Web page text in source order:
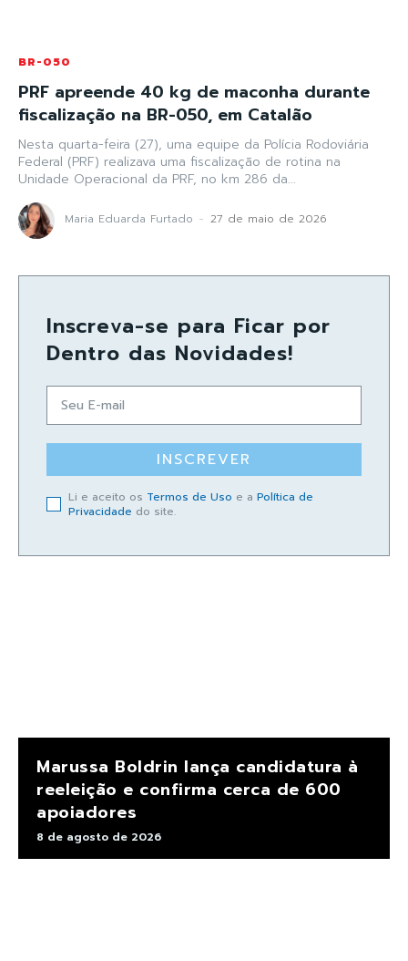
BR-050
PRF apreende 40 kg de maconha durante
fiscalização na BR-050, em Catalão
Nesta quarta-feira (27), uma equipe da Polícia Rodoviária
Federal (PRF) realizava uma fiscalização de rotina na
Unidade Operacional da PRF, no km 286 da...
Maria Eduarda Furtado - 27 de maio de 2026
Inscreva-se para Ficar por
Dentro das Novidades!
INSCREVER
Li e aceito os Termos de Uso e a Política de
Privacidade do site.
Marussa Boldrin lança candidatura à
reeleição e confirma cerca de 600
apoiadores
8 de agosto de 2026